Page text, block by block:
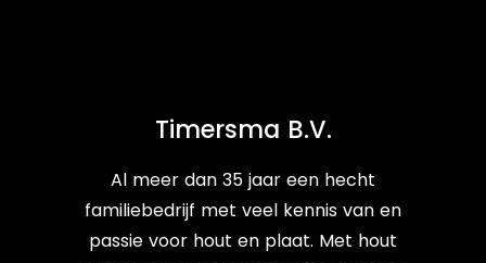
Timersma B.V.
Al meer dan 35 jaar een hecht
familiebedrijf met veel kennis van en
passie voor hout en plaat. Met hout